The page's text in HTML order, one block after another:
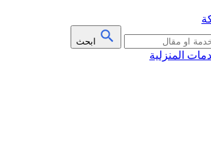
ابحث